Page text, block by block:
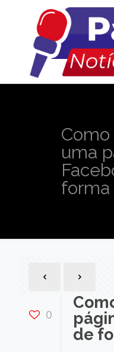
uma
forma
0
de